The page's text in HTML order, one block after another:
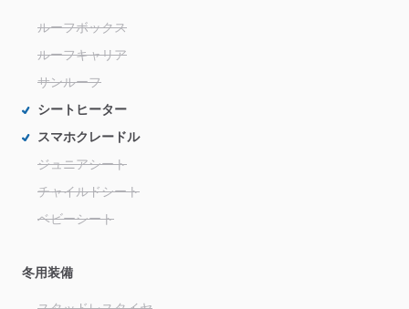
ルーフボックス
ルーフキャリア
サンルーフ
シートヒーター
スマホクレードル
ジュニアシート
チャイルドシート
ベビーシート
冬用装備